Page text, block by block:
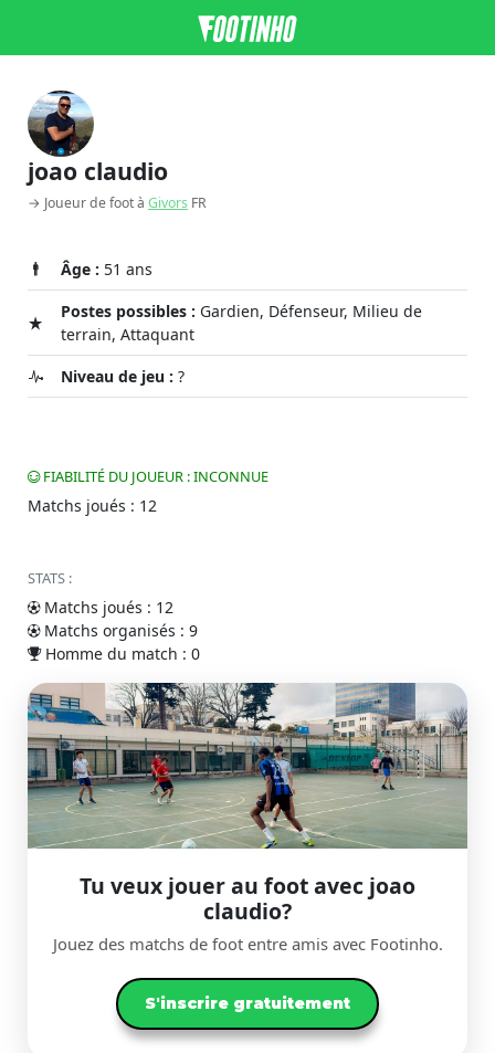
joao claudio
→ Joueur de foot à Givors FR
Âge : 51 ans
Postes possibles : Gardien, Défenseur, Milieu de
terrain, Attaquant
Niveau de jeu : ?
FIABILITÉ DU JOUEUR : INCONNUE
Matchs joués : 12
STATS :
Matchs joués : 12
Matchs organisés : 9
Homme du match : 0
Tu veux jouer au foot avec joao
claudio?
Jouez des matchs de foot entre amis avec Footinho.
S'inscrire gratuitement